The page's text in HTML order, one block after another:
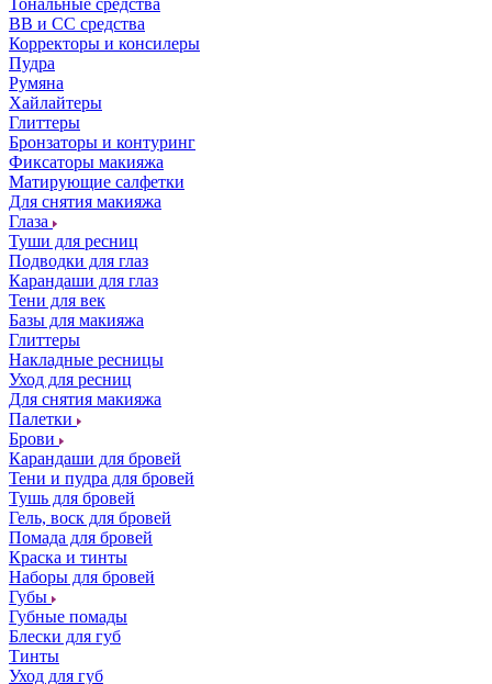
Тональные средства
ВВ и СС средства
Корректоры и консилеры
Пудра
Румяна
Хайлайтеры
Глиттеры
Бронзаторы и контуринг
Фиксаторы макияжа
Матирующие салфетки
Для снятия макияжа
Глаза
Туши для ресниц
Подводки для глаз
Карандаши для глаз
Тени для век
Базы для макияжа
Глиттеры
Накладные ресницы
Уход для ресниц
Для снятия макияжа
Палетки
Брови
Карандаши для бровей
Тени и пудра для бровей
Тушь для бровей
Гель, воск для бровей
Помада для бровей
Краска и тинты
Наборы для бровей
Губы
Губные помады
Блески для губ
Тинты
Уход для губ